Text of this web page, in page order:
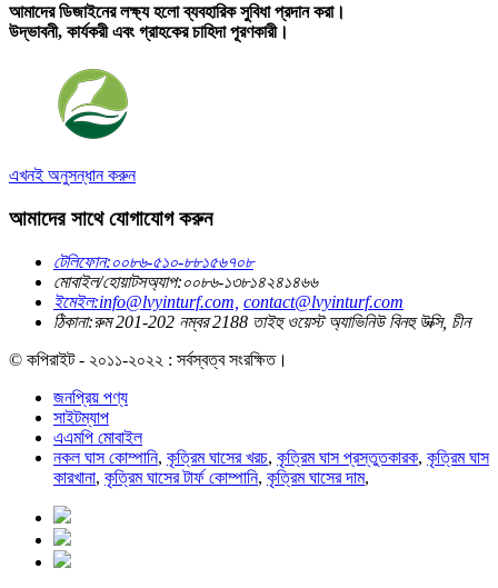
আমাদের ডিজাইনের লক্ষ্য হলো ব্যবহারিক সুবিধা প্রদান করা।
উদ্ভাবনী, কার্যকরী এবং গ্রাহকের চাহিদা পূরণকারী।
এখনই অনুসন্ধান করুন
আমাদের সাথে যোগাযোগ করুন
টেলিফোন:০০৮৬-৫১০-৮৮১৫৬৭০৮
মোবাইল/হোয়াটসঅ্যাপ:০০৮৬-১৩৮১৪২৪১৪৬৬
ইমেইল:info@lvyinturf.com, contact@lvyinturf.com
ঠিকানা:রুম 201-202 নম্বর 2188 তাইহু ওয়েস্ট অ্যাভিনিউ বিনহু উক্সি, চীন
© কপিরাইট - ২০১১-২০২২ : সর্বস্বত্ব সংরক্ষিত।
জনপ্রিয় পণ্য
সাইটম্যাপ
এএমপি মোবাইল
নকল ঘাস কোম্পানি, কৃত্রিম ঘাসের খরচ, কৃত্রিম ঘাস প্রস্তুতকারক, কৃত্রিম ঘাস
কারখানা, কৃত্রিম ঘাসের টার্ফ কোম্পানি, কৃত্রিম ঘাসের দাম,